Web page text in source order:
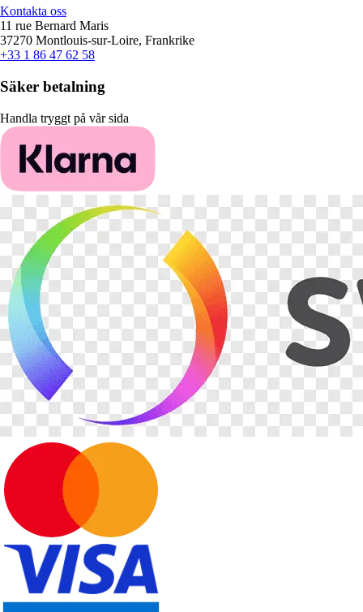
Kontakta oss
11 rue Bernard Maris
37270 Montlouis-sur-Loire, Frankrike
+33 1 86 47 62 58
Säker betalning
Handla tryggt på vår sida